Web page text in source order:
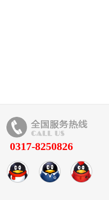
0317-8250826